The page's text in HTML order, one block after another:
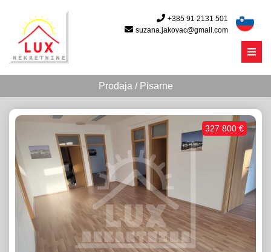
+385 91 2131 501
suzana.jakovac@gmail.com
Menu
Prodaja / Pisarne
327 800 €